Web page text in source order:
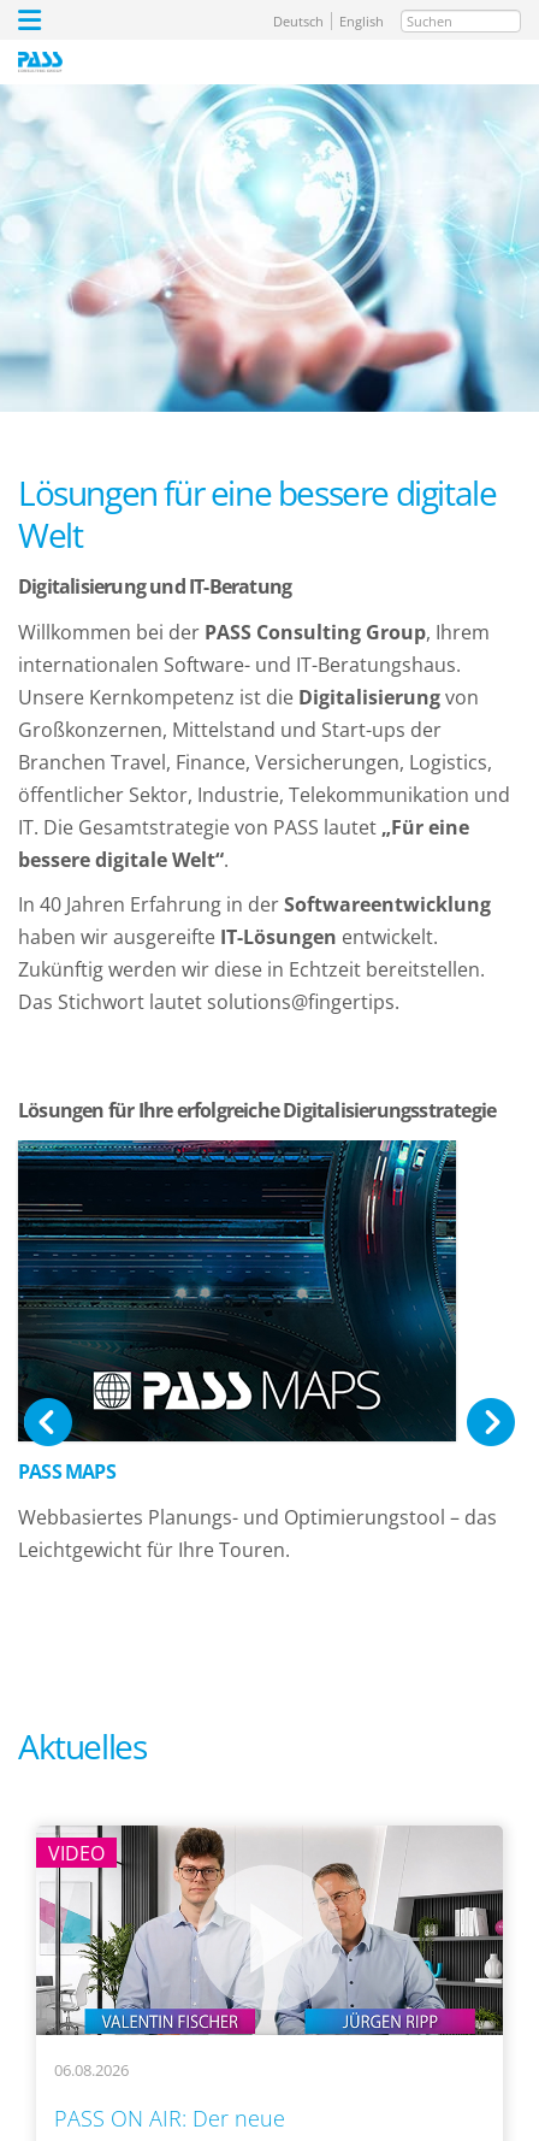
Suchen
Deutsch English
Lösungen für eine bessere digitale
Welt
Digitalisierung und IT-Beratung
Willkommen bei der PASS Consulting Group, Ihrem
internationalen Software- und IT-Beratungshaus.
Unsere Kernkompetenz ist die Digitalisierungvon
Großkonzernen, Mittelstand und Start-ups der
Branchen Travel, Finance, Versicherungen, Logistics,
öffentlicher Sektor, Industrie, Telekommunikation und
IT. Die Gesamtstrategie von PASS lautet „Für eine
bessere digitale Welt“.
In 40 Jahren Erfahrung in derSoftwareentwicklung
haben wir ausgereifte IT-Lösungen entwickelt.
Zukünftig werden wir diese in Echtzeit bereitstellen.
Das Stichwort lautet solutions@fingertips.
Lösungen für Ihre erfolgreiche Digitalisierungsstrategie
PASS MAPS
Webbasiertes Planungs- und Optimierungstool – das
Leichtgewicht für Ihre Touren.
Aktuelles
VIDEO
06.08.2026
PASS ON AIR: Der neue